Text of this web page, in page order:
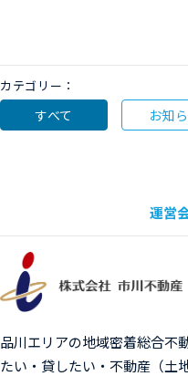
カテゴリー：
すべて お知
運営
品川エリアの地域密着総合不
たい・貸したい・不動産（土